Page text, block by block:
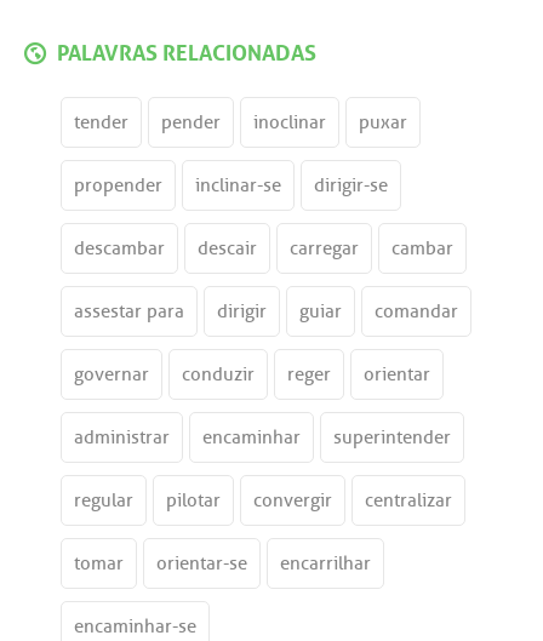
PALAVRAS RELACIONADAS
tender pender inoclinar puxar
propender inclinar-se dirigir-se
descambar descair carregar cambar
assestar para dirigir guiar comandar
governar conduzir reger orientar
administrar encaminhar superintender
regular pilotar convergir centralizar
tomar orientar-se encarrilhar
encaminhar-se